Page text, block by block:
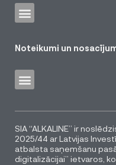
Noteikumi un
SIA “ALKALINE” ir
2025/44 ar Latvijas
atbalsta saņemšanu
digitalizācijai” ietvaros,